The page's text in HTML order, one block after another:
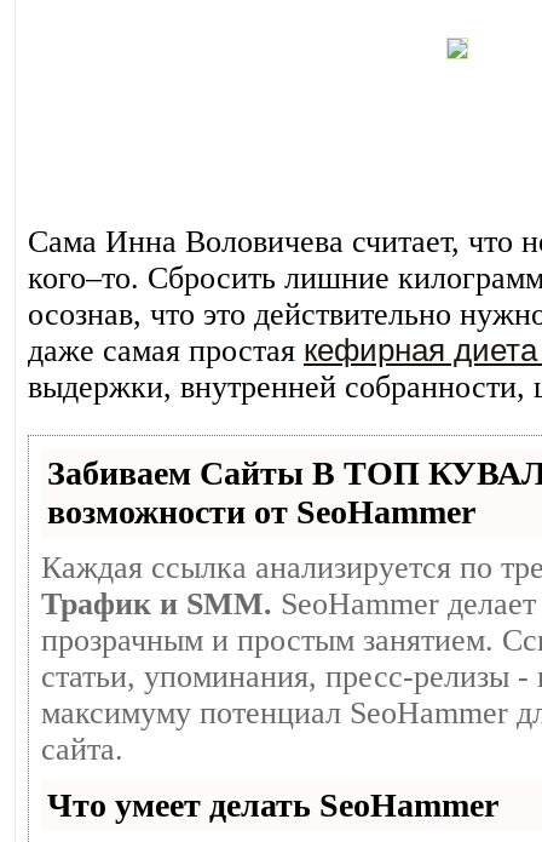
Сама Инна Воловичева считает, что
кого–то. Сбросить лишние
осознав, что это действительно
даже самая простая кефирная
выдержки, внутренней собранности,
Забиваем Сайты В ТОП
возможности от SeoHammer
Каждая ссылка анализируется по
Трафик и SMM. SeoHammer
прозрачным и простым занятием.
статьи, упоминания, пресс-релизы -
максимуму потенциал SeoHammer
сайта.
Что умеет делать SeoHammer